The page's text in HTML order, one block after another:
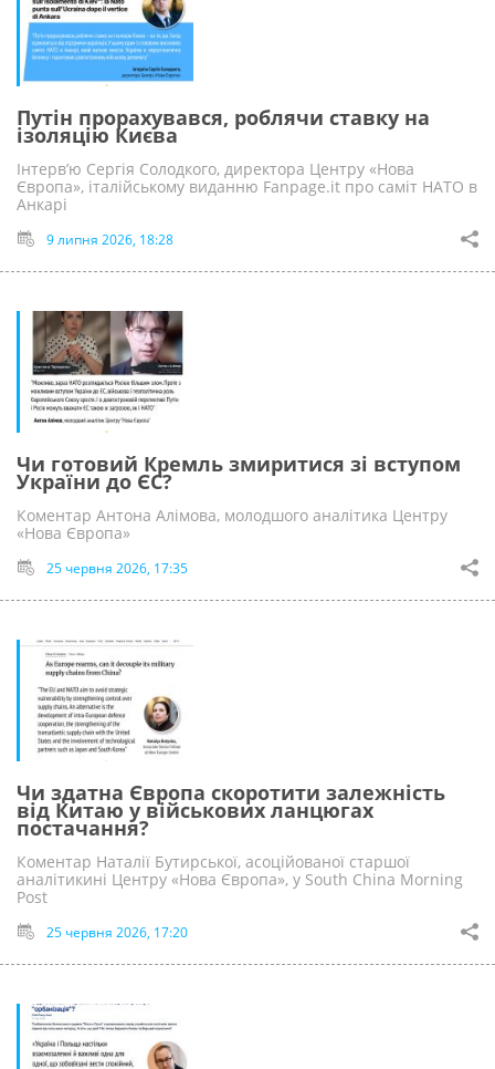
Путін прорахувався, роблячи ставку на
ізоляцію Києва
Інтервʼю Сергія Солодкого, директора Центру «Нова
Європа», італійському виданню Fanpage.it про саміт НАТО в
Анкарі
9 липня 2026, 18:28
Чи готовий Кремль змиритися зі вступом
України до ЄС?
Коментар Антона Алімова, молодшого аналітика Центру
«Нова Європа»
25 червня 2026, 17:35
Чи здатна Європа скоротити залежність
від Китаю у військових ланцюгах
постачання?
Коментар Наталії Бутирської, асоційованої старшої
аналітикині Центру «Нова Європа», у South China Morning
Post
25 червня 2026, 17:20